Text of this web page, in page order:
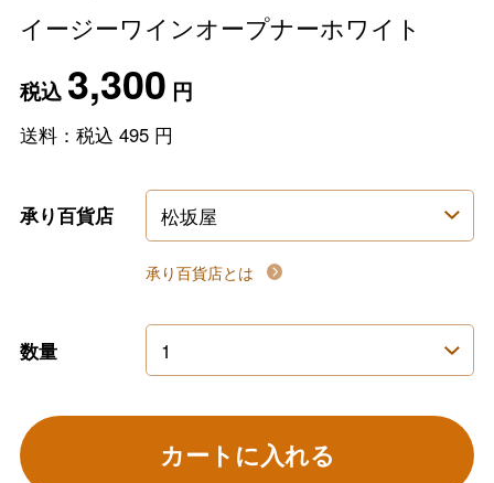
イージーワインオープナーホワイト
税込3,300 円
送料：税込 495円
承り百貨店
承り百貨店とは
数量
カートに入れる